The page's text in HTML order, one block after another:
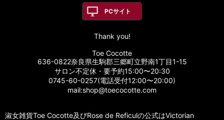
PCサイト
Thank you!
Toe Cocotte
636-0822奈良県生駒郡三郷町立野南1丁目1-15
サロン不定休・要予約15:00〜20:30
0745-60-0257(電話受付12:00〜20:00)
mail:shop@toecocotte.com
淑女雑貨Toe Cocotte及びRose de Reficulの公式はVictorian